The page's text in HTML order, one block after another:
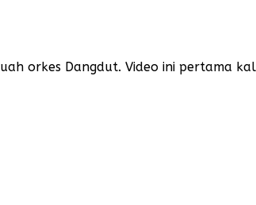
orkes Dangdut. Video ini pertama